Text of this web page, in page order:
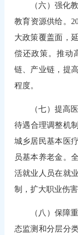
（六）强化
教育资源供给。
大政策覆盖面，
偿还政策。推动
链、产业链，提
程度。
（七）提高
待遇合理调整机
城乡居民基本医
员基本养老金。
活就业人员在就
制，扩大职业伤害
（八）保障
态监测和分层分